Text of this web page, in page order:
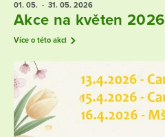
01. 05. - 31. 05. 2026
Akce na květen 2026
Více o této akci